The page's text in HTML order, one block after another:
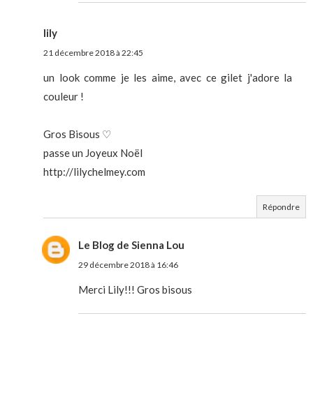
lily
21 décembre 2018 à 22:45
un look comme je les aime, avec ce gilet j'adore la
couleur !
Gros Bisous ♡
passe un Joyeux Noël
http://lilychelmey.com
Répondre
Le Blog de Sienna Lou
29 décembre 2018 à 16:46
Merci Lily!!! Gros bisous